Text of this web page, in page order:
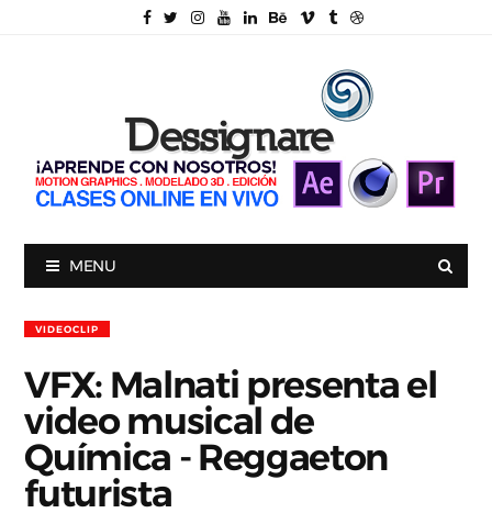
MENU
VIDEOCLIP
VFX: Malnati presenta el
video musical de
Química - Reggaeton
futurista